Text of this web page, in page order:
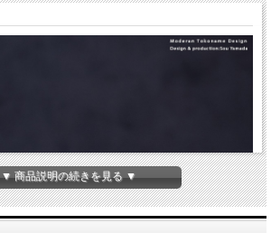
▼ 商品説明の続きを見る ▼